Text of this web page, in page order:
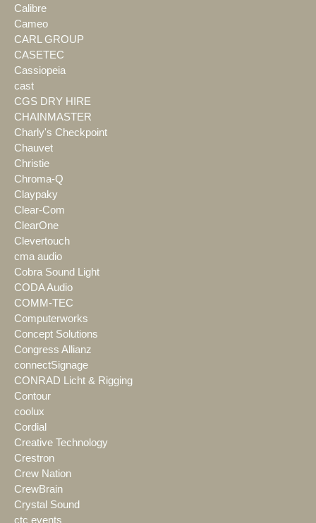
Calibre
Cameo
CARL GROUP
CASETEC
Cassiopeia
cast
CGS DRY HIRE
CHAINMASTER
Charly's Checkpoint
Chauvet
Christie
Chroma-Q
Claypaky
Clear-Com
ClearOne
Clevertouch
cma audio
Cobra Sound Light
CODA Audio
COMM-TEC
Computerworks
Concept Solutions
Congress Allianz
connectSignage
CONRAD Licht & Rigging
Contour
coolux
Cordial
Creative Technology
Crestron
Crew Nation
CrewBrain
Crystal Sound
ctc events